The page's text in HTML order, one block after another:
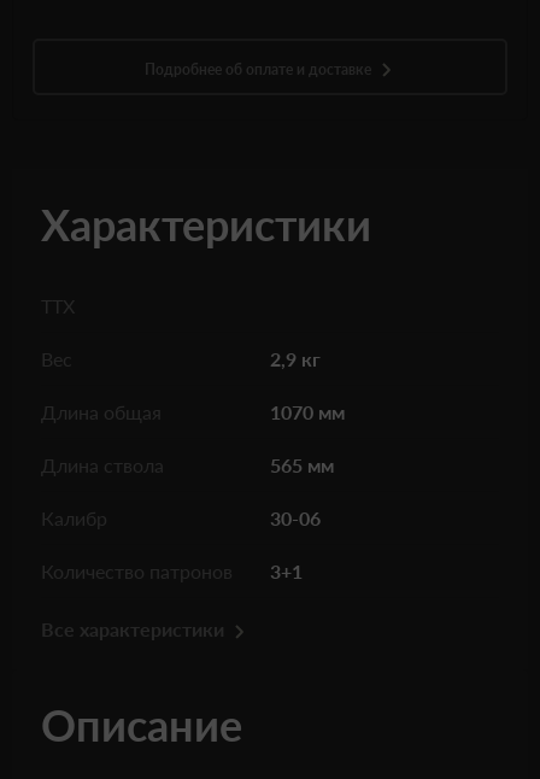
Подробнее об оплате и доставке
Характеристики
ТТХ
Вес 2,9 кг
Длина общая 1070 мм
Длина ствола 565 мм
Калибр 30-06
Количество патронов 3+1
Все характеристики
Описание